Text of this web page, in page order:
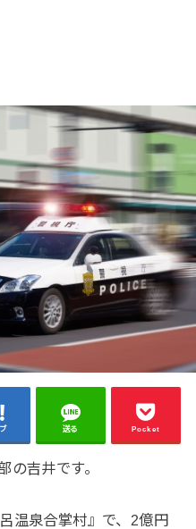
送る Pocket
の吉井です。
温泉合掌村』で、2億円